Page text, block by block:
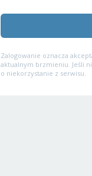
Zalogowanie oznacza
aktualnym brzmieniu. Jeśli
o niekorzystanie z serwisu.